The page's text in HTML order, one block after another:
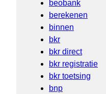
beobank
berekenen
binnen
bkr
bkr direct
bkr registratie
bkr toetsing
bnp